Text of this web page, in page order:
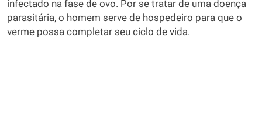
infectado na fase de ovo. Por se tratar de uma doença
parasitária, o homem serve de hospedeiro para que o
verme possa completar seu ciclo de vida.